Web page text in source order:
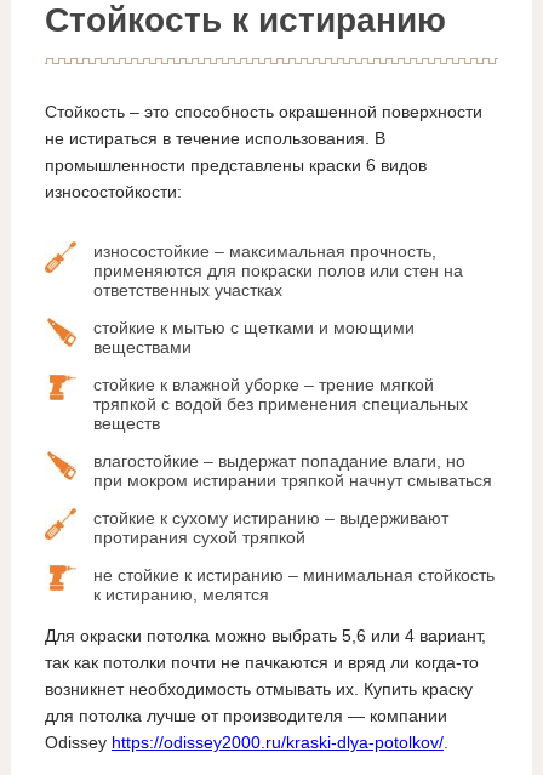
Стойкость к истиранию
Стойкость – это способность окрашенной поверхности
не истираться в течение использования. В
промышленности представлены краски 6 видов
износостойкости:
износостойкие – максимальная прочность,
применяются для покраски полов или стен на
ответственных участках
стойкие к мытью с щетками и моющими
веществами
стойкие к влажной уборке – трение мягкой
тряпкой с водой без применения специальных
веществ
влагостойкие – выдержат попадание влаги, но
при мокром истирании тряпкой начнут смываться
стойкие к сухому истиранию – выдерживают
протирания сухой тряпкой
не стойкие к истиранию – минимальная стойкость
к истиранию, мелятся
Для окраски потолка можно выбрать 5,6 или 4 вариант,
так как потолки почти не пачкаются и вряд ли когда-то
возникнет необходимость отмывать их. Купить краску
для потолка лучше от производителя — компании
Odissey https://odissey2000.ru/kraski-dlya-potolkov/.